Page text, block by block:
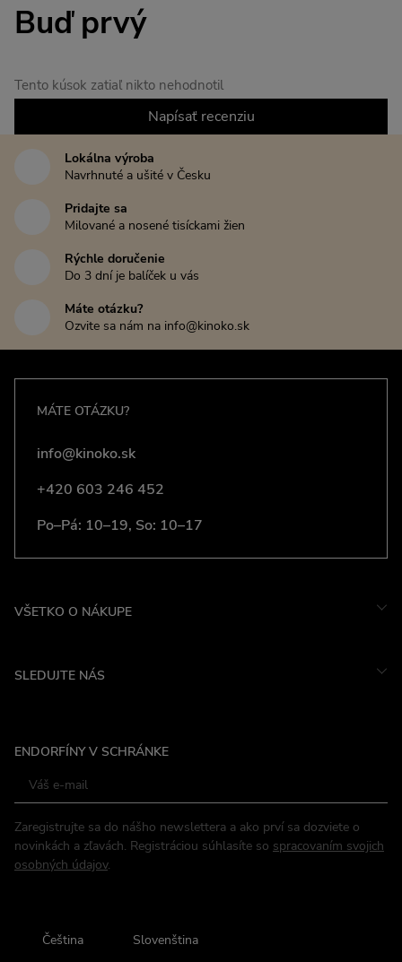
Buď prvý
Tento kúsok zatiaľ nikto nehodnotil
Napísať recenziu
Lokálna výroba
Navrhnuté a ušité v Česku
Pridajte sa
Milované a nosené tisíckami žien
Rýchle doručenie
Do 3 dní je balíček u vás
Máte otázku?
Ozvite sa nám na info@kinoko.sk
MÁTE OTÁZKU?
info@kinoko.sk
+420 603 246 452
Po–Pá: 10–19, So: 10–17
VŠETKO O NÁKUPE
SLEDUJTE NÁS
Facebook
ENDORFÍNY V SCHRÁNKE
Zaregistrujte sa do nášho newslettera a ako prví sa dozviete o
novinkách a zľavách. Registráciou súhlasíte so spracovaním svojich
osobných údajov.
Čeština Slovenština